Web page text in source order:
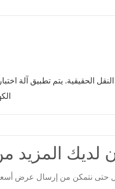
الحقيقية. يتم تطبيق آلة
لديك المزيد